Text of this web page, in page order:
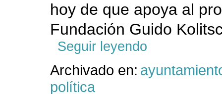
hoy de que apoya al
Fundación Guido
Seguir leyendo
Archivado en:
política